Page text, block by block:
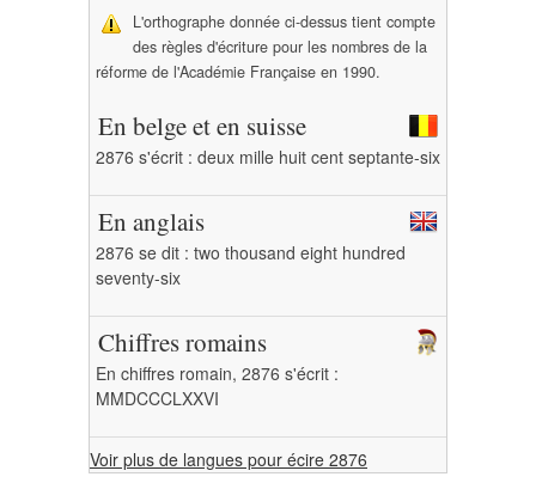
L'orthographe donnée ci-dessus tient compte
des règles d'écriture pour les nombres de la
réforme de l'Académie Française en 1990.
En belge et en suisse
2876 s'écrit : deux mille huit cent septante-six
En anglais
2876 se dit : two thousand eight hundred
seventy-six
Chiffres romains
En chiffres romain, 2876 s'écrit :
MMDCCCLXXVI
Voir plus de langues pour écire 2876